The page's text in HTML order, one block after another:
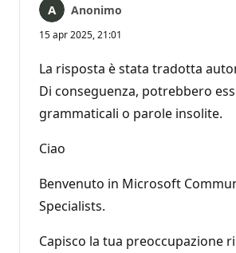
Anonimo
15 apr 2025, 21:01
La risposta è stata tradotta
Di conseguenza, potrebbero
grammaticali o parole insolite.
Ciao
Benvenuto in Microsoft
Specialists.
Capisco la tua preoccupazione